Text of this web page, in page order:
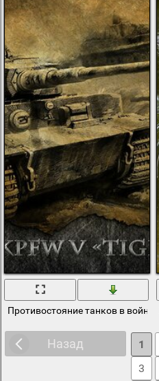
Противостояние танков в войне
Назад 1
3